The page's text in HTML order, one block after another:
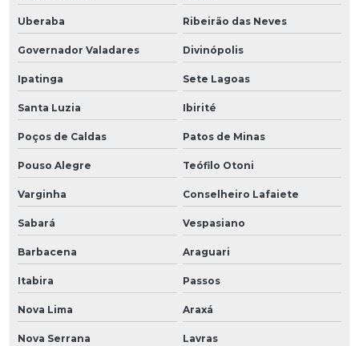
Uberaba Ribeirão das Neves
Governador Valadares Divinópolis
Ipatinga Sete Lagoas
Santa Luzia Ibirité
Poços de Caldas Patos de Minas
Pouso Alegre Teófilo Otoni
Varginha Conselheiro Lafaiete
Sabará Vespasiano
Barbacena Araguari
Itabira Passos
Nova Lima Araxá
Nova Serrana Lavras